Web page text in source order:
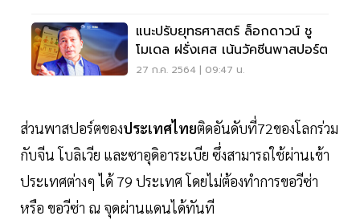
แนะปรับยุทธศาสตร์ ล็อกดาวน์ ชู
โมเดล ฝรั่งเศส เน้นวัคซีนพาสปอร์ต
27 ก.ค. 2564 | 09:47 น.
ส่วนพาสปอร์ตของประเทศไทยติดอันดับที่72ของโลกร่วม
กับจีน โบลิเวีย และซาอุดิอาระเบีย ซึ่งสามารถใช้ผ่านเข้า
ประเทศต่างๆ ได้ 79 ประเทศ โดยไม่ต้องทำการขอวีซ่า
หรือ ขอวีซ่า ณ จุดผ่านแดนได้ทันที